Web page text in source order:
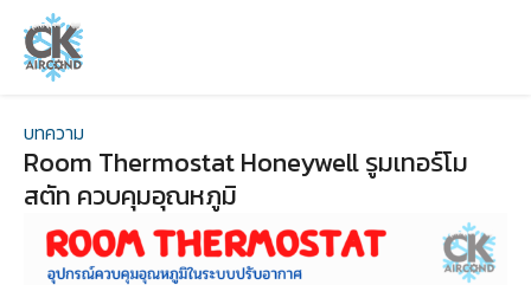
บทความ
Room Thermostat Honeywell รูมเทอร์โม
สตัท ควบคุมอุณหภูมิ